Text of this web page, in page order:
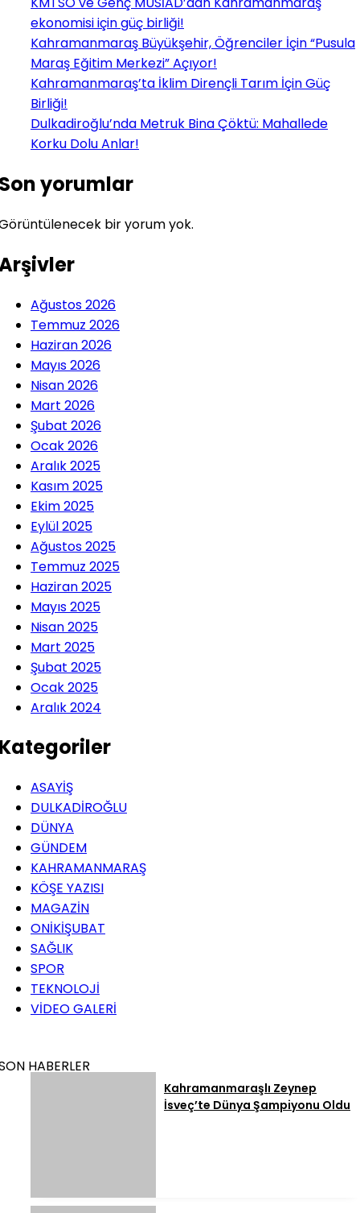
ekonomisi için güç birliği!
Kahramanmaraş Büyükşehir, Öğrenciler İçin “Pusula
Maraş Eğitim Merkezi” Açıyor!
Kahramanmaraş’ta İklim Dirençli Tarım İçin Güç
Birliği!
Dulkadiroğlu’nda Metruk Bina Çöktü: Mahallede
Korku Dolu Anlar!
yorumlar
bir yorum yok.
Ağustos 2026
Temmuz 2026
Haziran 2026
Mayıs 2026
Nisan 2026
Mart 2026
Şubat 2026
Ocak 2026
Aralık 2025
Kasım 2025
Ekim 2025
Eylül 2025
Ağustos 2025
Temmuz 2025
Haziran 2025
Mayıs 2025
Nisan 2025
Mart 2025
Şubat 2025
Ocak 2025
Aralık 2024
ASAYİŞ
DULKADİROĞLU
DÜNYA
GÜNDEM
KAHRAMANMARAŞ
KÖŞE YAZISI
MAGAZİN
ONİKİŞUBAT
SAĞLIK
SPOR
TEKNOLOJİ
VİDEO GALERİ
HABERLER
Kahramanmaraşlı Zeynep
İsveç’te Dünya Şampiyonu Oldu